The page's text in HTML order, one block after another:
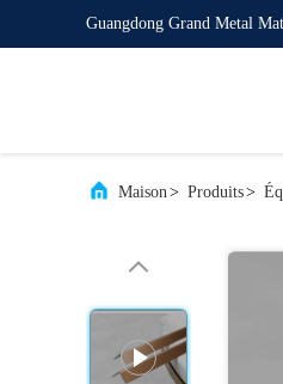
Guangdong Grand Metal
Maison> Produits>